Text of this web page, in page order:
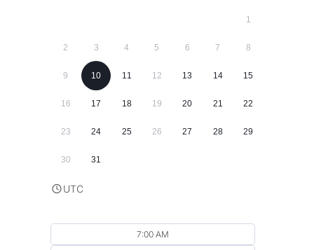
1
2 3 4 5 6 7 8
9 10 11 12 13 14 15
16 17 18 19 20 21 22
23 24 25 26 27 28 29
30 31
UTC
7:00 AM